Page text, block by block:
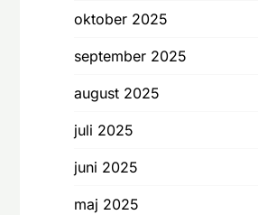
oktober 2025
september 2025
august 2025
juli 2025
juni 2025
maj 2025